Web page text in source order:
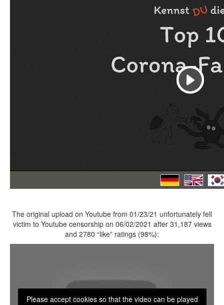
The original upload on Youtube from 01/23/21 unfortunately fell
victim to Youtube censorship on 06/02/2021 after 31,187 views
and 2780 “like” ratings (98%):
Please accept cookies so that the video can be played